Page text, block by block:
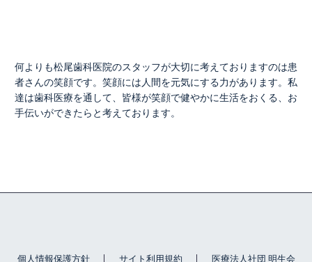
何よりも松尾歯科医院のスタッフが大切に考えておりますのは患
者さんの笑顔です。笑顔には人間を元気にする力があります。私
達は歯科医療を通して、皆様が笑顔で健やかに生活をおくる、お
手伝いができたらと考えております。
個人情報保護方針 サイト利用規約 医療法人社団 明生会